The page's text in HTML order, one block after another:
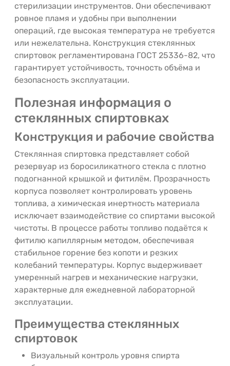
стерилизации инструментов. Они обеспечивают
ровное пламя и удобны при выполнении
операций, где высокая температура не требуется
или нежелательна. Конструкция стеклянных
спиртовок регламентирована ГОСТ 25336-82, что
гарантирует устойчивость, точность объёма и
безопасность эксплуатации.
Полезная информация о
стеклянных спиртовках
Конструкция и рабочие свойства
Стеклянная спиртовка представляет собой
резервуар из боросиликатного стекла с плотно
подогнанной крышкой и фитилём. Прозрачность
корпуса позволяет контролировать уровень
топлива, а химическая инертность материала
исключает взаимодействие со спиртами высокой
чистоты. В процессе работы топливо подаётся к
фитилю капиллярным методом, обеспечивая
стабильное горение без копоти и резких
колебаний температуры. Корпус выдерживает
умеренный нагрев и механические нагрузки,
характерные для ежедневной лабораторной
эксплуатации.
Преимущества стеклянных
спиртовок
Визуальный контроль уровня спирта